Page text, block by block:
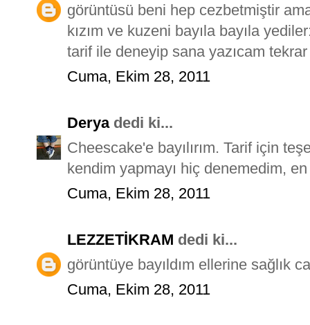
görüntüsü beni hep cezbetmiştir
kızım ve kuzeni bayıla bayıla
tarif ile deneyip sana yazıcam
Cuma, Ekim 28, 2011
Derya dedi ki...
Cheescake'e bayılırım. Tarif için
kendim yapmayı hiç denemedim,
Cuma, Ekim 28, 2011
LEZZETİKRAM dedi ki...
görüntüye bayıldım ellerine sağlık
Cuma, Ekim 28, 2011